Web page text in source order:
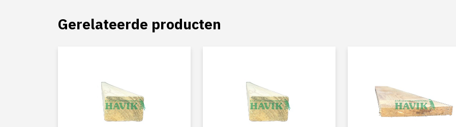
Gerelateerde producten